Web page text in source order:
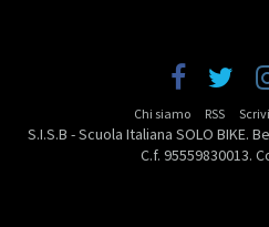
Chi siamo RSS
S.I.S.B - Scuola Italiana SOLO BIKE.
C.f. 95559830013.